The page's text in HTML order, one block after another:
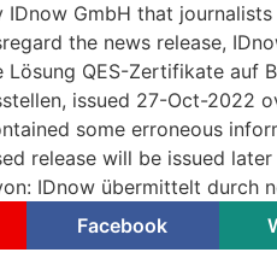
IDnow GmbH that
the news release,
QES-Zertifikate auf
issued 27-Oct-2022
some erroneous
release will be issued
IDnow übermittelt durch
Facebook